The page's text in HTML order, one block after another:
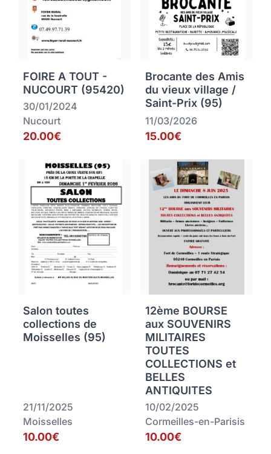
FOIRE A TOUT -
NUCOURT (95420)
30/01/2024
Nucourt
20.00€
Brocante des Amis
du vieux village /
Saint-Prix (95)
11/03/2026
15.00€
Salon toutes
collections de
Moisselles (95)
21/11/2025
Moisselles
10.00€
12ème BOURSE
aux SOUVENIRS
MILITAIRES
TOUTES
COLLECTIONS et
BELLES
ANTIQUITES
10/02/2025
Cormeilles-en-Parisis
10.00€